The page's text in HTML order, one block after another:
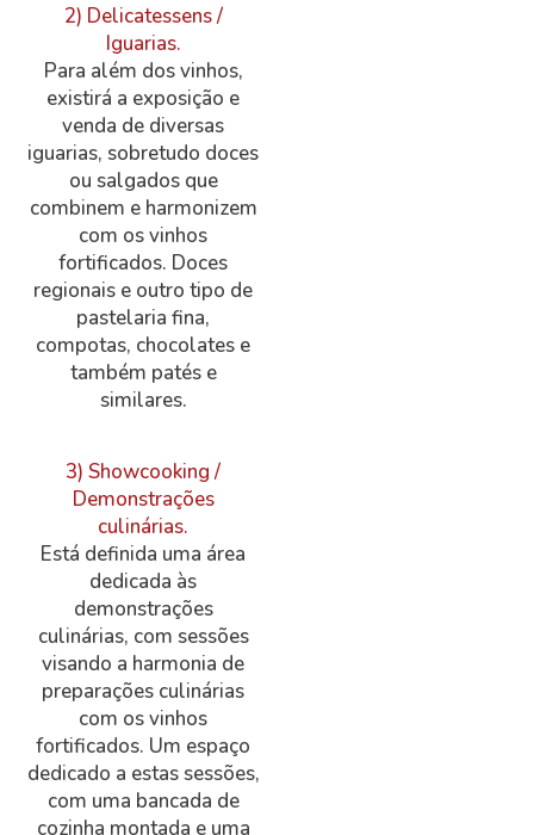
2) Delicatessens /
Iguarias.
Para além dos vinhos,
existirá a exposição e
venda de diversas
iguarias, sobretudo doces
ou salgados que
combinem e harmonizem
com os vinhos
fortificados. Doces
regionais e outro tipo de
pastelaria fina,
compotas, chocolates e
também patés e
similares.
3) Showcooking /
Demonstrações
culinárias.
Está definida uma área
dedicada às
demonstrações
culinárias, com sessões
visando a harmonia de
preparações culinárias
com os vinhos
fortificados. Um espaço
dedicado a estas sessões,
com uma bancada de
cozinha montada e uma